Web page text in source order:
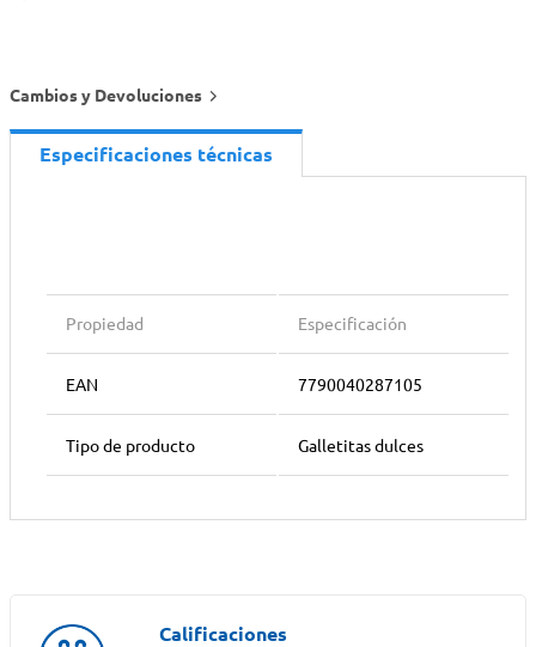
Cambios y Devoluciones
Especificaciones técnicas
Propiedad Especificación
EAN 7790040287105
Tipo de producto Galletitas dulces